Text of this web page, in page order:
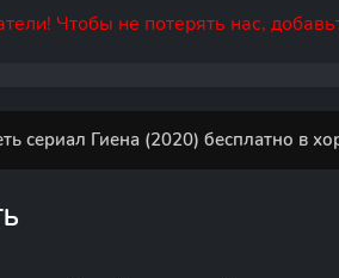
Чтобы не потерять нас,
сериал Гиена (2020) бесплатно в